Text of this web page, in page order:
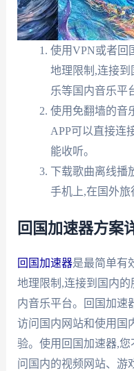
使用VPN或者回
地理限制,连接到
乐等国内音乐平
使用免翻墙的音
APP可以直接连
能收听。
下载歌曲离线播
手机上,在国外旅
回国加速器方案
回国加速器是最简单有
地理限制,连接到国内的
内音乐平台。回国加速
访问国内网站和使用国
验。使用回国加速器,
问国内的视频网站、游